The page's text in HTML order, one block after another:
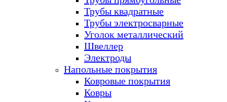
Трубы квадратные
Трубы электросварные
Уголок металлический
Швеллер
Электроды
Напольные покрытия
Ковровые покрытия
Ковры